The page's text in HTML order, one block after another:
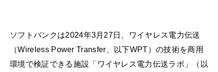
ソフトバンクは2024年3月27日、ワイヤレス電力伝送
（Wireless Power Transfer、以下WPT）の技術を商用
環境で検証できる施設「ワイヤレス電力伝送ラボ」（以